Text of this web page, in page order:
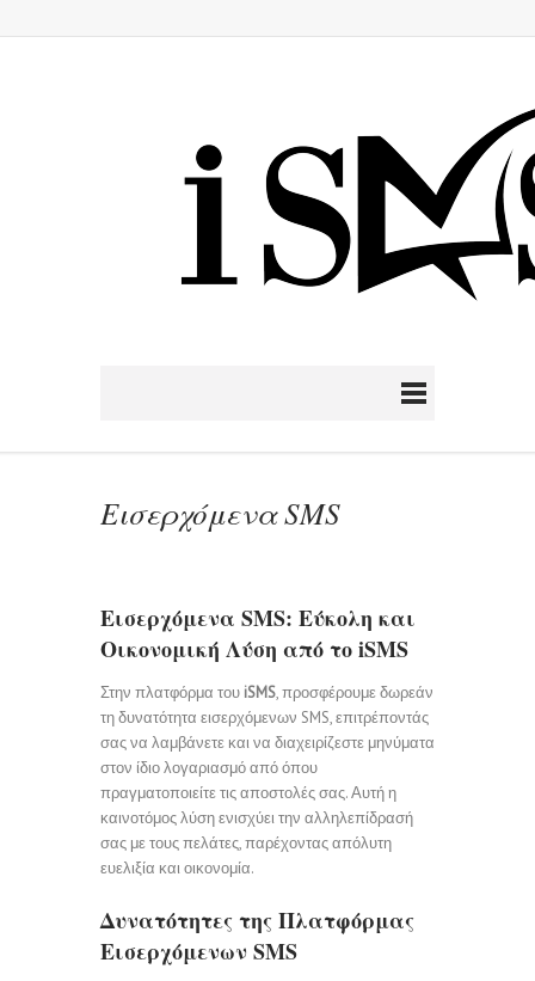
Εισερχόμενα SMS
Εισερχόμενα SMS: Εύκολη και
Οικονομική Λύση από το iSMS
Στην πλατφόρμα του iSMS, προσφέρουμε δωρεάν
τη δυνατότητα εισερχόμενων SMS, επιτρέποντάς
σας να λαμβάνετε και να διαχειρίζεστε μηνύματα
στον ίδιο λογαριασμό από όπου
πραγματοποιείτε τις αποστολές σας. Αυτή η
καινοτόμος λύση ενισχύει την αλληλεπίδρασή
σας με τους πελάτες, παρέχοντας απόλυτη
ευελιξία και οικονομία.
Δυνατότητες της Πλατφόρμας
Εισερχόμενων SMS